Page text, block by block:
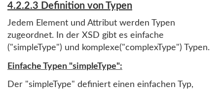
4.2.2.3 Definition von Typen
Jedem Element und Attribut werden Typen
zugeordnet. In der XSD gibt es einfache
("simpleType") und komplexe("complexType") Typen.
Einfache Typen "simpleType":
Der "simpleType" definiert einen einfachen Typ,